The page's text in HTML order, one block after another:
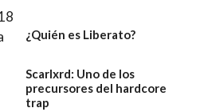
¿Quién es Liberato?
Scarlxrd: Uno de los
precursores del hardcore
trap